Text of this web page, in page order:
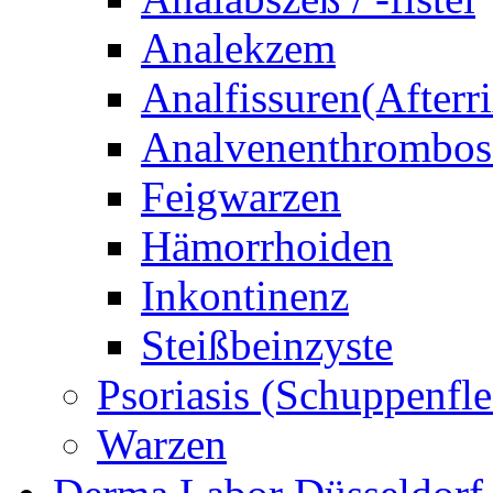
Analekzem
Feigwarzen
Hämorrhoiden
Inkontinenz
Steißbeinzyste
Psoriasis
Warzen